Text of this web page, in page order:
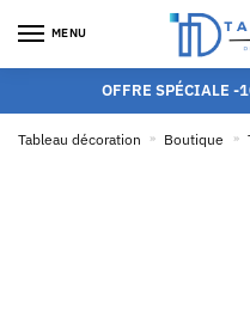
MENU
OFFRE SPÉCIALE -
Tableau décoration » Boutique »